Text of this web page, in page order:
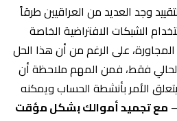
وجد العديد من العراقيين طرقاً
الشبكات الافتراضية الخاصة
على الرغم من أن هذا الحل
فقط، فمن المهم ملاحظة أن
الأمر بأنشطة الحساب ويمكنه
مع تجميد أموالك بشكل مؤقت